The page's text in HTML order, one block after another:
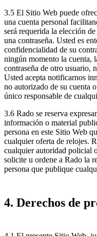
3.5 El Sitio Web puede
una cuenta personal
será requerida la elección
una contraseña. Usted es
confidencialidad de su
ningún momento la cuenta,
contraseña de otro usuario,
Usted acepta notificarnos
no autorizado de su cuenta
único responsable de
3.6 Rado se reserva
información o material
persona en este Sitio Web
cualquier oferta de relojes.
cualquier autoridad policial
solicite u ordene a Rado la
persona que publique
4. Derechos de